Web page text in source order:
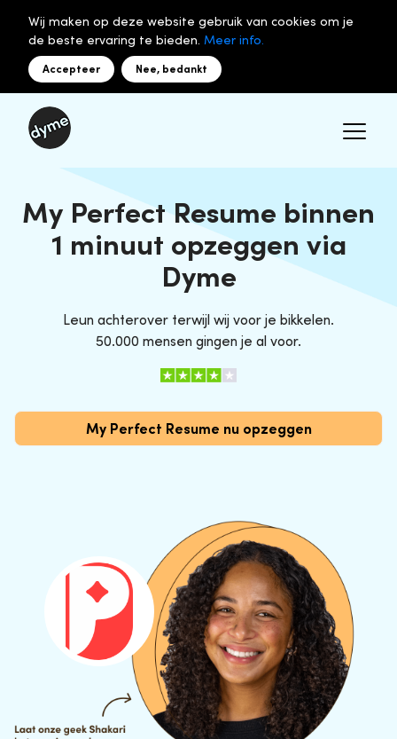
Wij maken op deze website gebruik van cookies om je
de beste ervaring te bieden. Meer info.
Accepteer Nee, bedankt
My Perfect Resume binnen
1 minuut opzeggen via
Dyme
Leun achterover terwijl wij voor je bikkelen.
50.000 mensen gingen je al voor.
My Perfect Resume nu opzeggen